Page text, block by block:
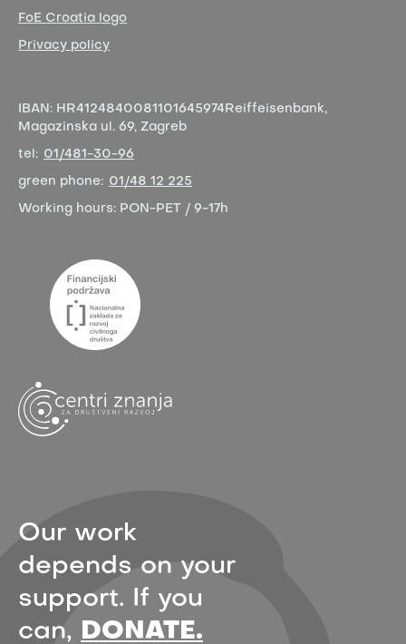
FoE Croatia logo
Privacy policy
IBAN: HR4124840081101645974 Reiffeisenbank,
Magazinska ul. 69, Zagreb
tel: 01/481-30-96
green phone: 01/48 12 225
Working hours: PON-PET / 9-17h
Our work
depends on your
support. If you
can,
DONATE.